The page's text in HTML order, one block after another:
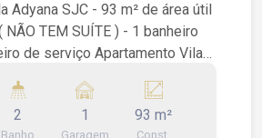
- 93 m² de área útil
TEM SUÍTE ) - 1 banheiro
Apartamento Vila
armários planejados, piso
social, sala de 2 ambientes,
2
Banho
1
Garagem
93 m²
Const.